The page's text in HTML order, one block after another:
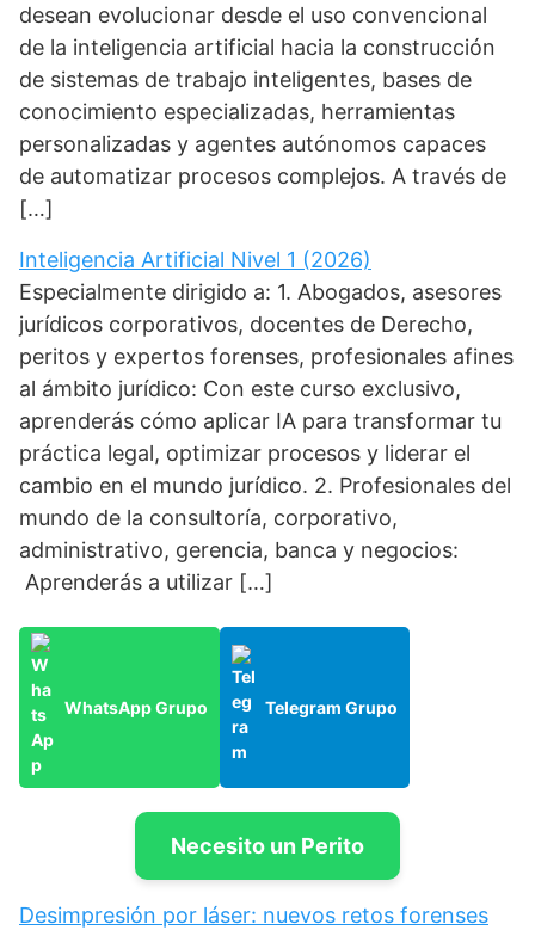
desean evolucionar desde el uso convencional
de la inteligencia artificial hacia la construcción
de sistemas de trabajo inteligentes, bases de
conocimiento especializadas, herramientas
personalizadas y agentes autónomos capaces
de automatizar procesos complejos. A través de
[…]
Inteligencia Artificial Nivel 1 (2026)
Especialmente dirigido a: 1. Abogados, asesores
jurídicos corporativos, docentes de Derecho,
peritos y expertos forenses, profesionales afines
al ámbito jurídico: Con este curso exclusivo,
aprenderás cómo aplicar IA para transformar tu
práctica legal, optimizar procesos y liderar el
cambio en el mundo jurídico. 2. Profesionales del
mundo de la consultoría, corporativo,
administrativo, gerencia, banca y negocios:
Aprenderás a utilizar […]
WhatsApp Grupo Telegram Grupo
Necesito un Perito
Desimpresión por láser: nuevos retos forenses